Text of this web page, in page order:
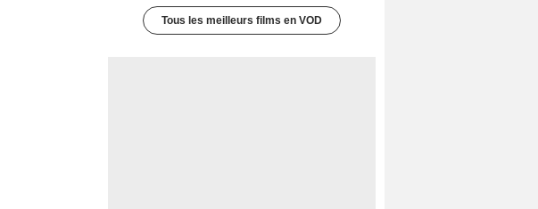
Tous les meilleurs films en VOD